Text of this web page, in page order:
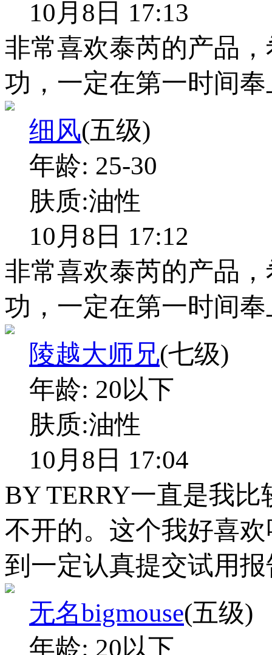
10月8日 17:13
非常喜欢泰芮的产品
功，一定在第一时间
细风(五级)
年龄: 25-30
肤质:油性
10月8日 17:12
非常喜欢泰芮的产品
功，一定在第一时间
陵越大师兄(七级)
年龄: 20以下
肤质:油性
10月8日 17:04
BY TERRY一直是我
不开的。这个我好喜
到一定认真提交试用
无名bigmouse(五级)
年龄: 20以下